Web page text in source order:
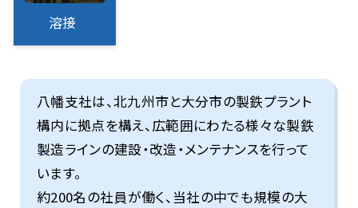
溶接
八幡支社は、北九州市と大分市の製鉄プラント
構内に拠点を構え、広範囲にわたる様々な製鉄
製造ラインの建設・改造・メンテナンスを行って
います。
約200名の社員が働く、当社の中でも規模の大